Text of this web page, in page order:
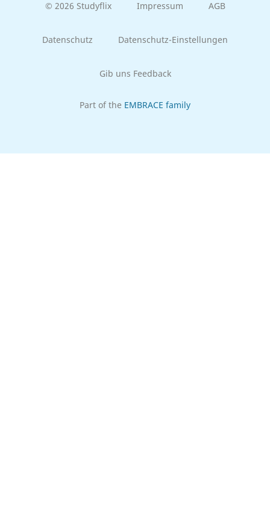
© 2026 Studyflix Impressum AGB
Datenschutz Datenschutz-Einstellungen
Gib uns Feedback
Part of the EMBRACE family